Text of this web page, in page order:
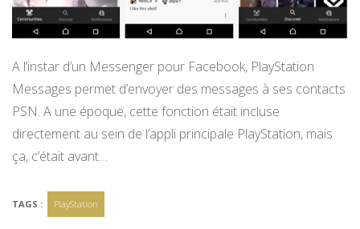
A l’instar d’un Messenger pour Facebook, PlayStation
Messages permet d’envoyer des messages à ses contacts
PSN. A une époque, cette fonction était incluse
directement au sein de l’appli principale PlayStation, mais
ça, c’était avant…
TAGS : PlayStation